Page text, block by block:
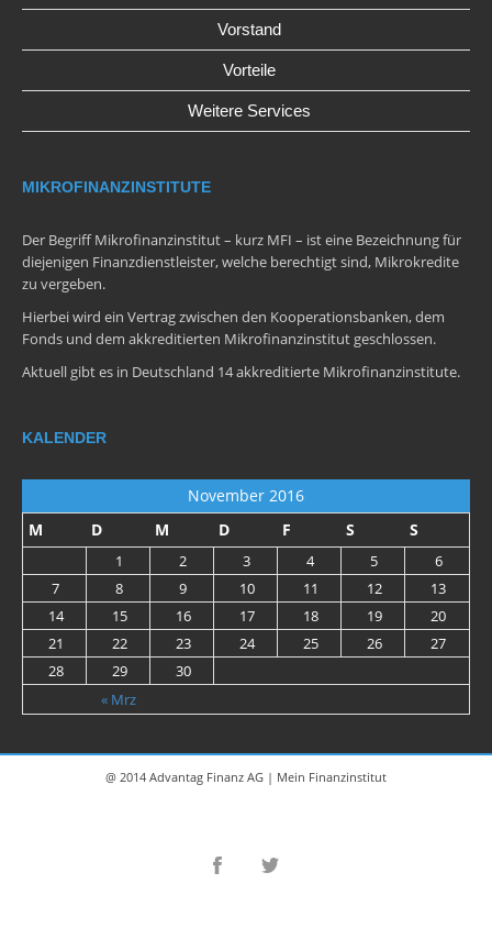
Vorstand
Vorteile
Weitere Services
MIKROFINANZINSTITUTE
Der Begriff Mikrofinanzinstitut – kurz MFI – ist eine Bezeichnung für
diejenigen Finanzdienstleister, welche berechtigt sind, Mikrokredite
zu vergeben.
Hierbei wird ein Vertrag zwischen den Kooperationsbanken, dem
Fonds und dem akkreditierten Mikrofinanzinstitut geschlossen.
Aktuell gibt es in Deutschland 14 akkreditierte Mikrofinanzinstitute.
KALENDER
November 2016
M
D M D F S S
« Mrz
1 2 3 4 5
6
7
8 9 10 11 12
13
14
15 16 17 18 19
20
21
22 23 24 25 26
27
28
29 30
@ 2014 Advantag Finanz AG | Mein Finanzinstitut